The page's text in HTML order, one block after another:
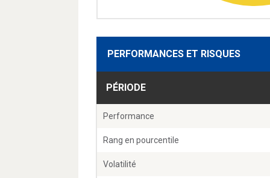
PERFORMANCES ET RISQUES
PÉRIODE
Performance
Rang en pourcentile
Volatilité